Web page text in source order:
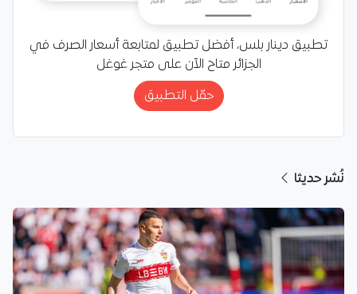
تطبيق دينار بلس، أفضل تطبيق لمتابعة أسعار الصرف في
الجزائر متاح الآن على متجر غوغل
حمّل التطبيق
نُشر حديثا